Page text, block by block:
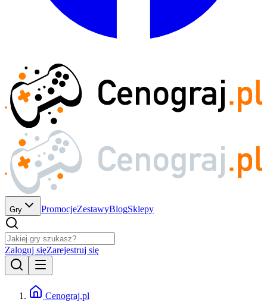
Gry PromocjeZestawyBlogSklepy
Zaloguj sięZarejestruj się
Cenograj.pl